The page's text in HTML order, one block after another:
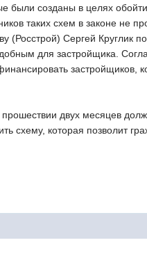
были созданы в целях
таких схем в законе не
(Росстрой) Сергей Круглик
для застройщика.
застройщиков,
двух месяцев
схему, которая позволит